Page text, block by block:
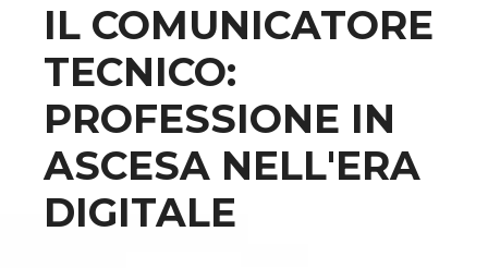
IL COMUNICATORE
TECNICO:
PROFESSIONE IN
ASCESA NELL'ERA
DIGITALE